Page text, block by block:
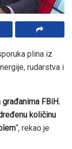
plina iz
rudarstva i
FBiH.
količinu
“, rekao je